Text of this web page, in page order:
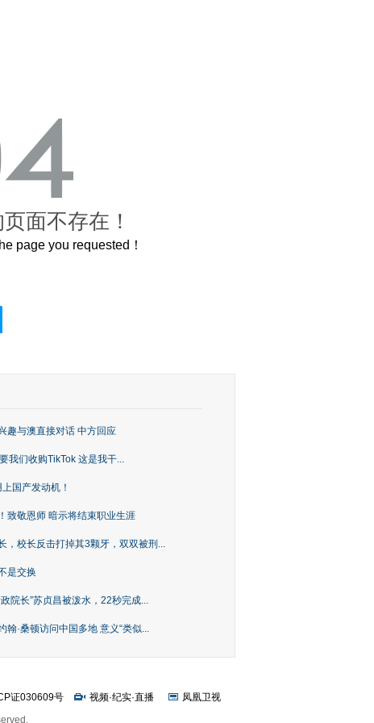
面不存在！
page you requested！
趣与澳直接对话 中方回应
我们收购TikTok 这是我干...
国产发动机！
致敬恩师 暗示将结束职业生涯
，校长反击打掉其3颗牙，双双被刑...
是交换
院长”苏贞昌被泼水，22秒完成...
翰·桑顿访问中国多地 意义“类似...
证030609号 视频·纪实·直播
凤凰卫视